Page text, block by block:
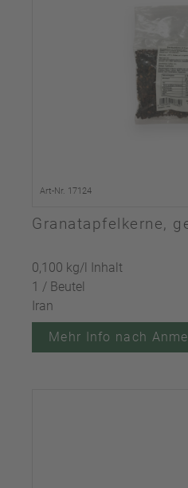
Art-Nr. 17124
Granatapfelkerne,
0,100 kg/l Inhalt
1 / Beutel
Iran
Mehr Info nach